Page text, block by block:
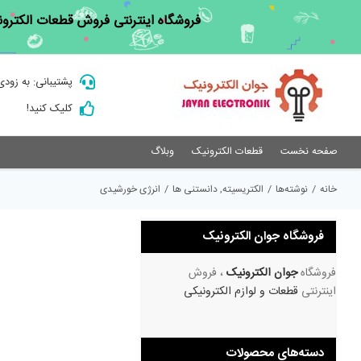
content
فروشگاه اینترنتی فروش قطعات
پشتیبانی: به
کلیک کنید!
صفحه نخست قطعات الکترونیک وبلاگ
خانه / نوشته‌ها / الکتریسیته,دانستنی ها / انرژی خورشیدی
فروشگاه جوان الکترونیک
فروشگاهجوان الکترونیک ، فروش
اینترنتی قطعات و لوازم الکترونیکی
دسته‌های محصولات